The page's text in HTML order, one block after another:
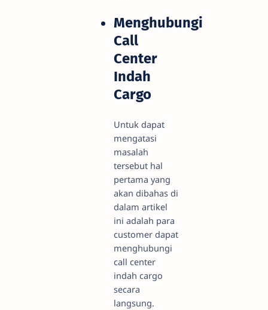
Menghubungi
Call
Center
Indah
Cargo
Untuk dapat
mengatasi
masalah
tersebut hal
pertama yang
akan dibahas di
dalam artikel
ini adalah para
customer dapat
menghubungi
call center
indah cargo
secara
langsung.